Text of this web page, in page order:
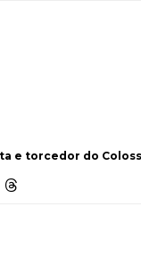
e torcedor do